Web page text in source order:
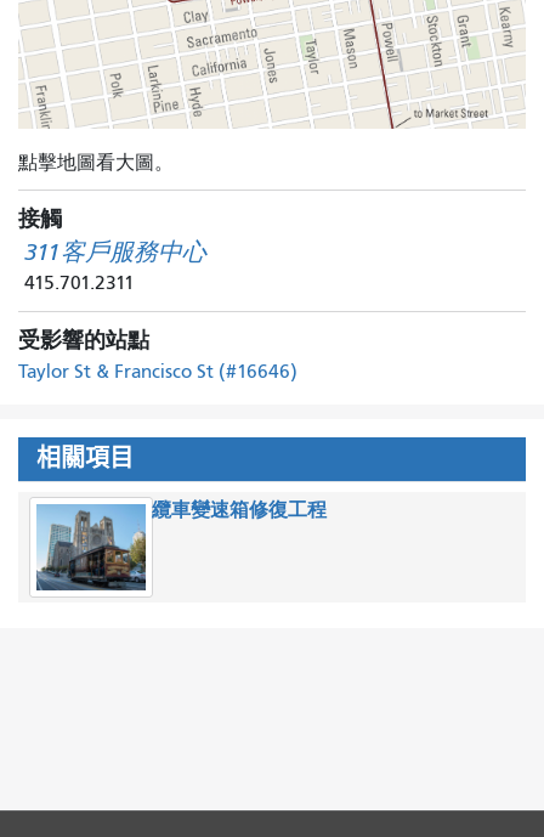
點擊地圖看大圖。
接觸
311客戶服務中心
415.701.2311
受影響的站點
Taylor St & Francisco St (#16646)
相關項目
纜車變速箱修復工程